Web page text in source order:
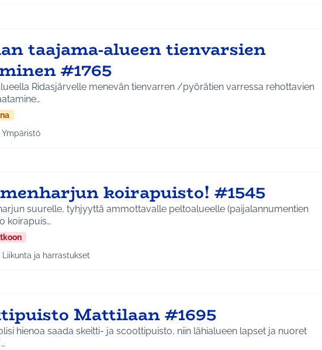
taajama-alueen tienvarsien
#1765
Ridasjärvelle menevän tienvarren /pyörätien varressa rehottavien
aihepiirin mukaan: Jokela
tulokset teeman mukaan: Ympäristö
Ympäristö
koirapuisto! #1545
suurelle, tyhjyyttä ammottavalle peltoalueelle (paijalannumentien
koirapuis…
aihepiirin mukaan: Hyrylä
tulokset teeman mukaan: Liikunta ja harrastukset
Liikunta ja harrastukset
Mattilaan #1695
hienoa saada skeitti- ja scoottipuisto, niin lähialueen lapset ja nuoret